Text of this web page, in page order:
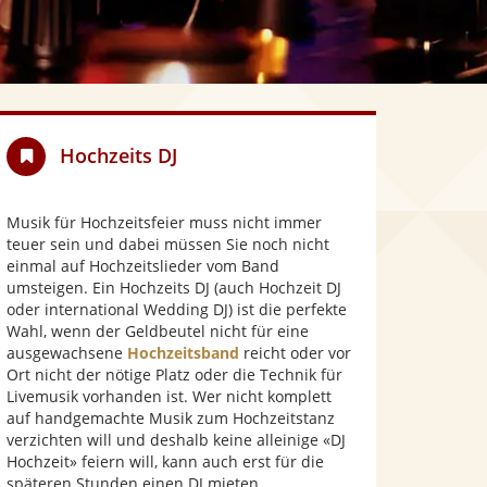
Hochzeits DJ
Musik für Hochzeitsfeier muss nicht immer
teuer sein und dabei müssen Sie noch nicht
einmal auf Hochzeitslieder vom Band
umsteigen. Ein Hochzeits DJ (auch Hochzeit DJ
oder international Wedding DJ) ist die perfekte
Wahl, wenn der Geldbeutel nicht für eine
ausgewachsene Hochzeitsband reicht oder vor
Ort nicht der nötige Platz oder die Technik für
Livemusik vorhanden ist. Wer nicht komplett
auf handgemachte Musik zum Hochzeitstanz
verzichten will und deshalb keine alleinige «DJ
Hochzeit» feiern will, kann auch erst für die